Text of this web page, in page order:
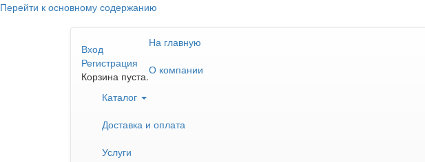
Перейти к основному содержанию
Вход
Регистрация
Корзина пуста.
На главную
О компании
Каталог
Доставка и оплата
Услуги